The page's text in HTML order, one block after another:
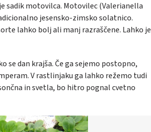
sadik motovilca. Motovilec(Valerianella
jesensko-zimsko solatnico.
lahko bolj ali manj razraščene. Lahko je
se dan krajša. Če ga sejemo postopno,
V rastlinjaku ga lahko režemo tudi
in svetla, bo hitro pognal cvetno